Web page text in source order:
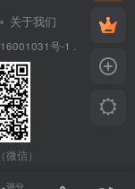
关于我们
号-1 .
信）
评分